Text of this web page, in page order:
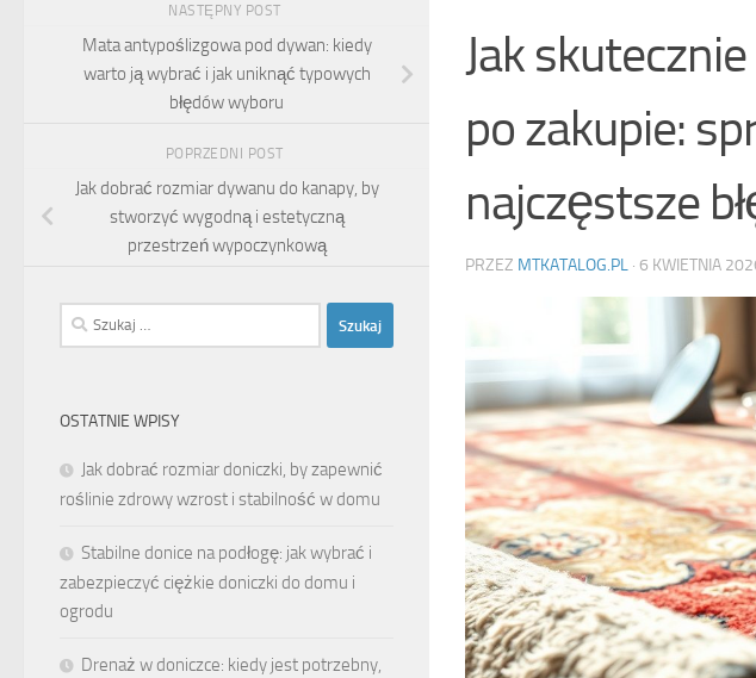
Jak
po zakupie:
najczęstsze
PRZEZ MTKATALOG.PL · 6 KWIETNIA
NASTĘPNY POST
Mata antypoślizgowa pod dywan: kiedy
warto ją wybrać i jak uniknąć typowych
błędów wyboru
POPRZEDNI POST
Jak dobrać rozmiar dywanu do kanapy, by
stworzyć wygodną i estetyczną
przestrzeń wypoczynkową
Szukaj:
OSTATNIE WPISY
Jak dobrać rozmiar doniczki, by zapewnić
roślinie zdrowy wzrost i stabilność w domu
Stabilne donice na podłogę: jak wybrać i
zabezpieczyć ciężkie doniczki do domu i
ogrodu
Drenaż w doniczce: kiedy jest potrzebny,